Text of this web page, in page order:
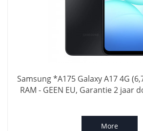
Samsung *A175 Galaxy A17 4G
RAM - GEEN EU, Garantie 2 jaar
More